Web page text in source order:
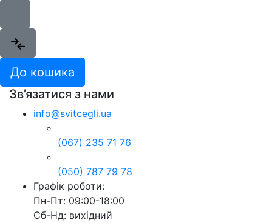
До кошика
Зв’язатися з нами
info@svitcegli.ua
(067) 235 71 76
(050) 787 79 78
Графік роботи:
Пн-Пт: 09:00-18:00
Сб-Нд: вихідний